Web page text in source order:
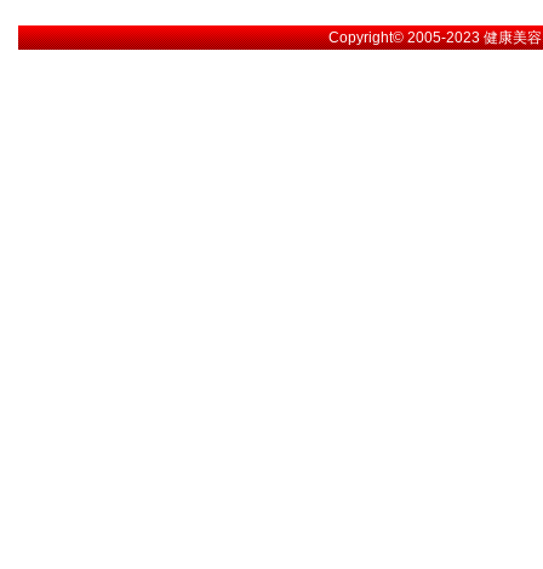
Copyright© 2005-2023健康美